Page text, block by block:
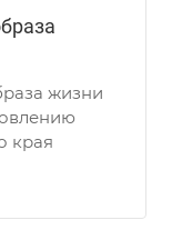
жизни
края